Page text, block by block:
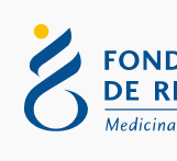
content